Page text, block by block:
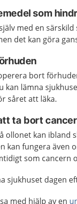
som
med en
det kan göra
bort
kan lämna
såret att läka.
ta bort
ollonet kan ibland
kan fungera även
som cancern
sjukhuset dagen
med hjälp av en